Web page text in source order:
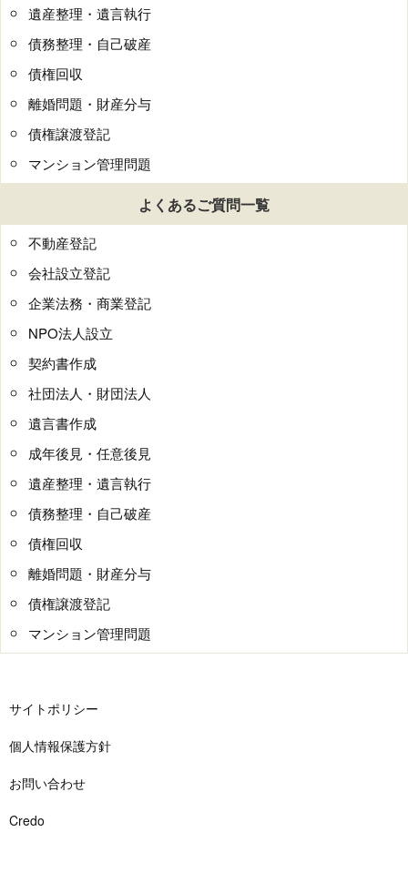
遺産整理・遺言執行
債務整理・自己破産
債権回収
離婚問題・財産分与
債権譲渡登記
マンション管理問題
よくあるご質問一覧
不動産登記
会社設立登記
企業法務・商業登記
NPO法人設立
契約書作成
社団法人・財団法人
遺言書作成
成年後見・任意後見
遺産整理・遺言執行
債務整理・自己破産
債権回収
離婚問題・財産分与
債権譲渡登記
マンション管理問題
サイトポリシー
個人情報保護方針
お問い合わせ
Credo